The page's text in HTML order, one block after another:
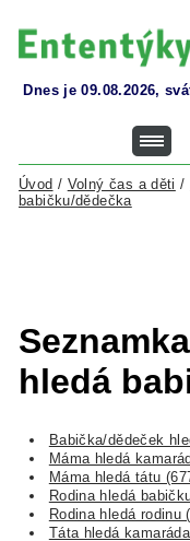
Dnes je 09.08.2026,
Úvod / Volný čas a děti /
babičku/dědečka
hledá
Babička/dědeček
Máma hledá
Máma hledá tátu
Rodina hledá
Rodina hledá rodinu
Táta hledá